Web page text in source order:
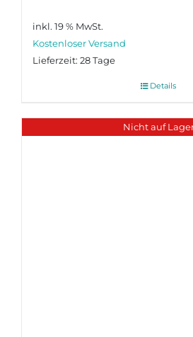
inkl. 19 % MwSt.
Lieferzeit: 28 Tage
Details
Nicht auf